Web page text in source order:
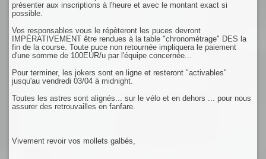
présenter aux inscriptions à l'heure et avec le montant exact si
possible.
Vos responsables vous le répèteront les puces devront
IMPÉRATIVEMENT être rendues à la table "chronométrage" DES la
fin de la course. Toute puce non retournée impliquera le paiement
d'une somme de 100EUR/u par l'équipe concernée...
Pour terminer, les jokers sont en ligne et resteront "activables"
jusqu'au vendredi 03/04 à midnight.
Toutes les astres sont alignés... sur le vélo et en dehors ... pour nous
assurer des retrouvailles en fanfare.
Vivement revoir vos mollets galbés,